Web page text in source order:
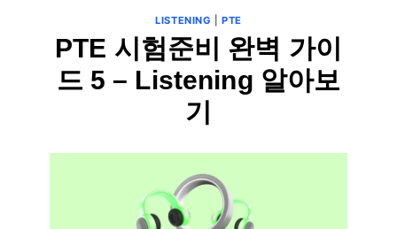
LISTENING |PTE
PTE 시험준비 완벽 가이
드 5 – Listening 알아보
기
스